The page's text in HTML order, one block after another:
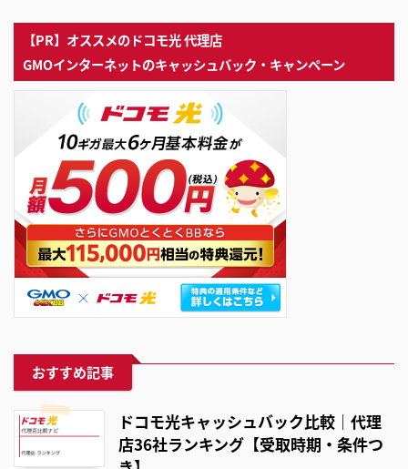
【PR】オススメのドコモ光 代理店
GMOインターネットのキャッシュバック・キャンペーン
おすすめ記事
ドコモ光キャッシュバック比較｜代理
店36社ランキング【受取時期・条件つ